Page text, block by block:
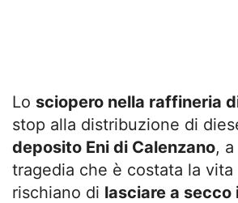
Lo sciopero nella raffineria
stop alla distribuzione di
deposito Eni di Calenzano,
tragedia che è costata la vita
rischiano di lasciare a secco